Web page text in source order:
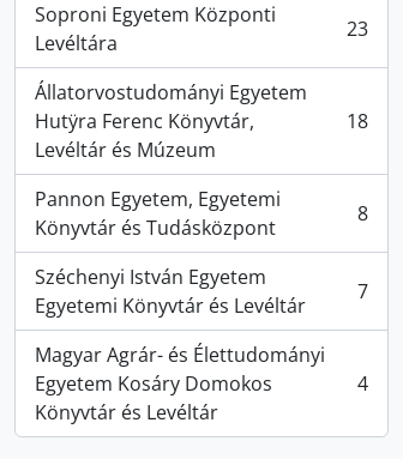
Soproni Egyetem Központi
Levéltára
, 23 results 23
Állatorvostudományi Egyetem
Hutÿra Ferenc Könyvtár,
Levéltár és Múzeum
, 18 results 18
Pannon Egyetem, Egyetemi
Könyvtár és Tudásközpont
, 8 results 8
Széchenyi István Egyetem
Egyetemi Könyvtár és Levéltár
, 7 results 7
Magyar Agrár- és Élettudományi
Egyetem Kosáry Domokos
Könyvtár és Levéltár
, 4 results 4